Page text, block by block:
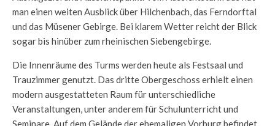
man einen weiten Ausblick über Hilchenbach, das Ferndorftal
und das Müsener Gebirge. Bei klarem Wetter reicht der Blick
sogar bis hinüber zum rheinischen Siebengebirge.
Die Innenräume des Turms werden heute als Festsaal und
Trauzimmer genutzt. Das dritte Obergeschoss erhielt einen
modern ausgestatteten Raum für unterschiedliche
Veranstaltungen, unter anderem für Schulunterricht und
Seminare. Auf dem Gelände der ehemaligen Vorburg befindet